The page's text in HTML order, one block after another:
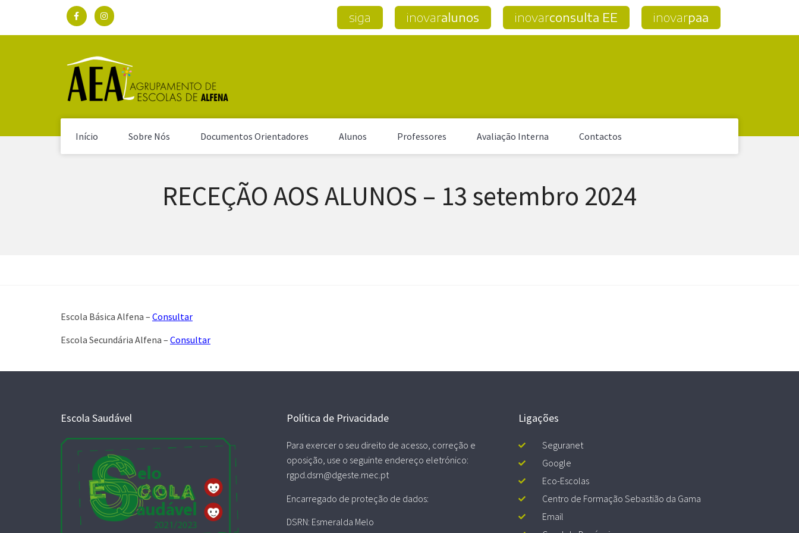
siga inovaralunos inovarconsulta EE inovarpaa
Início Sobre Nós Documentos Orientadores Alunos Professores Avaliação Interna Contactos
RECEÇÃO AOS ALUNOS – 13 setembro 2024
Escola Básica Alfena – Consultar
Escola Secundária Alfena – Consultar
Escola Saudável Política de Privacidade
Para exercer o seu direito de acesso, correção e
oposição, use o seguinte endereço eletrónico:
rgpd.dsrn@dgeste.mec.pt
Encarregado de proteção de dados:
DSRN: Esmeralda Melo
Ligações
Seguranet
Google
Eco-Escolas
Centro de Formação Sebastião da Gama
Email